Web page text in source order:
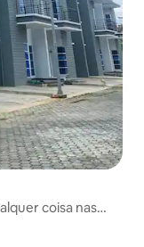
coisa nas